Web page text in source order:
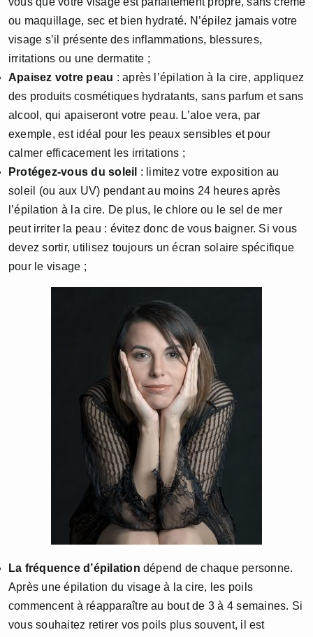
ou maquillage, sec et bien hydraté. N’épilez jamais votre
visage s’il présente des inflammations, blessures,
irritations ou une dermatite ;
Apaisez votre peau : après l’épilation à la cire, appliquez
des produits cosmétiques hydratants, sans parfum et sans
alcool, qui apaiseront votre peau. L’aloe vera, par
exemple, est idéal pour les peaux sensibles et pour
calmer efficacement les irritations ;
Protégez-vous du soleil : limitez votre exposition au
soleil (ou aux UV) pendant au moins 24 heures après
l’épilation à la cire. De plus, le chlore ou le sel de mer
peut irriter la peau : évitez donc de vous baigner. Si vous
devez sortir, utilisez toujours un écran solaire spécifique
pour le visage ;
La fréquence d’épilation dépend de chaque personne.
Après une épilation du visage à la cire, les poils
commencent à réapparaître au bout de 3 à 4 semaines. Si
vous souhaitez retirer vos poils plus souvent, il est